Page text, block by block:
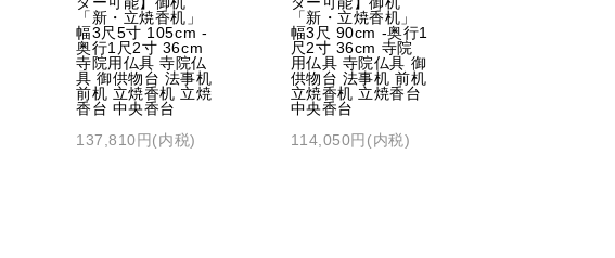
「新・立焼香机」
幅3尺5寸 105cm -
奥行1尺2寸 36cm
寺院用仏具 寺院仏
具 御供物台 法事机
前机 立焼香机 立焼
香台 中央香台
137,810円(内税)
「新・立焼香机」
幅3尺 90cm -奥行1
尺2寸 36cm 寺院
用仏具 寺院仏具 御
供物台 法事机 前机
立焼香机 立焼香台
中央香台
114,050円(内税)